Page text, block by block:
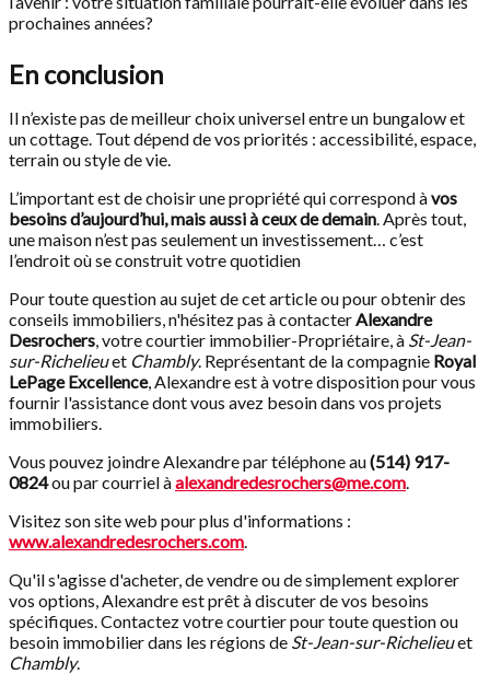
prochaines années?
En conclusion
Il n’existe pas de meilleur choix universel entre un bungalow et
un cottage. Tout dépend de vos priorités : accessibilité, espace,
terrain ou style de vie.
L’important est de choisir une propriété qui correspond àvos
besoins d’aujourd’hui, mais aussi à ceux de demain. Après tout,
une maison n’est pas seulement un investissement… c’est
l’endroit où se construit votre quotidien
Pour toute question au sujet de cet article ou pour obtenir des
conseils immobiliers, n'hésitez pas à contacterAlexandre
Desrochers, votre courtier immobilier-Propriétaire, à St-Jean-
sur-Richelieuet Chambly. Représentant de la compagnie Royal
LePage Excellence, Alexandre est à votre disposition pour vous
fournir l'assistance dont vous avez besoin dans vos projets
immobiliers.
Vous pouvez joindre Alexandre par téléphone au(514) 917-
0824ou par courriel àalexandredesrochers@me.com.
Visitez son site web pour plus d'informations :
www.alexandredesrochers.com.
Qu'il s'agisse d'acheter, de vendre ou de simplement explorer
vos options, Alexandre est prêt à discuter de vos besoins
spécifiques. Contactez votre courtier pour toute question ou
besoin immobilier dans les régions de St-Jean-sur-Richelieuet
Chambly.